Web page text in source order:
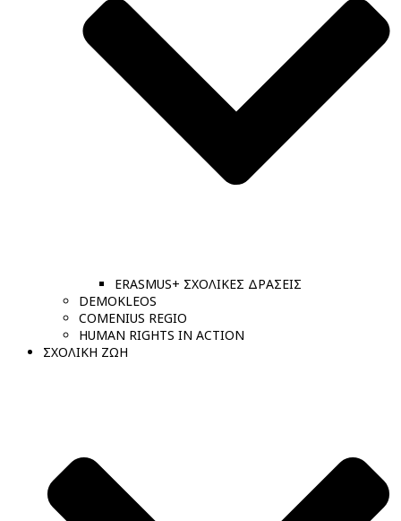
ERASMUS+ ΣΧΟΛΙΚΕΣ ΔΡΑΣΕΙΣ
DEMOKLEOS
COMENIUS REGIO
HUMAN RIGHTS IN ACTION
ΣΧΟΛΙΚΗ ΖΩΗ